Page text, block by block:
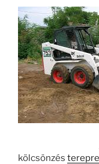
kölcsönzés